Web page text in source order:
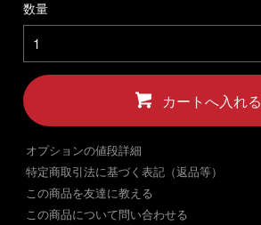
数量
カートへ入れる
オプションの値段詳細
特定商取引法に基づく表記（返品等）
この商品を友達に教える
この商品について問い合わせる